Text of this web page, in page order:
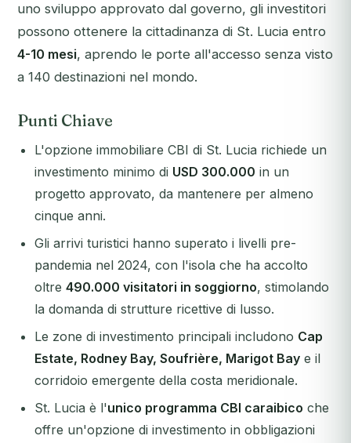
uno sviluppo approvato dal governo, gli investitori
possono ottenere la cittadinanza di St. Lucia entro
4-10 mesi, aprendo le porte all'accesso senza visto
a 140 destinazioni nel mondo.
Punti Chiave
L'opzione immobiliare CBI di St. Lucia richiede un
investimento minimo di USD 300.000 in un
progetto approvato, da mantenere per almeno
cinque anni.
Gli arrivi turistici hanno superato i livelli pre-
pandemia nel 2024, con l'isola che ha accolto
oltre 490.000 visitatori in soggiorno, stimolando
la domanda di strutture ricettive di lusso.
Le zone di investimento principali includono Cap
Estate, Rodney Bay, Soufrière, Marigot Bay e il
corridoio emergente della costa meridionale.
St. Lucia è l'unico programma CBI caraibico che
offre un'opzione di investimento in obbligazioni